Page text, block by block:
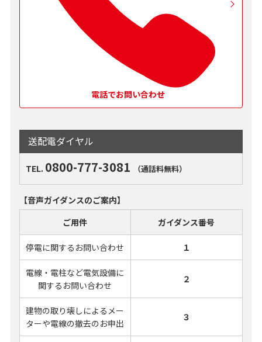
電話でお問い合わせ
送配電ダイヤル
TEL. 0800-777-3081 （通話料無料）
【音声ガイダンスのご案内】
ご用件
ガイダンス番号
停電に関するお問い合わせ １
電線・電柱など電気設備に
関する お問い合わせ
２
建物の取り壊しによるメー
ターや電線の撤去のお申出
３